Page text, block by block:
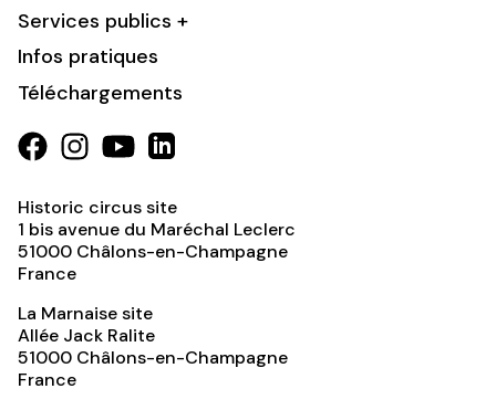
Services publics +
Infos pratiques
Téléchargements
Historic circus site
1 bis avenue du Maréchal Leclerc
51000 Châlons-en-Champagne
France
La Marnaise site
Allée Jack Ralite
51000 Châlons-en-Champagne
France